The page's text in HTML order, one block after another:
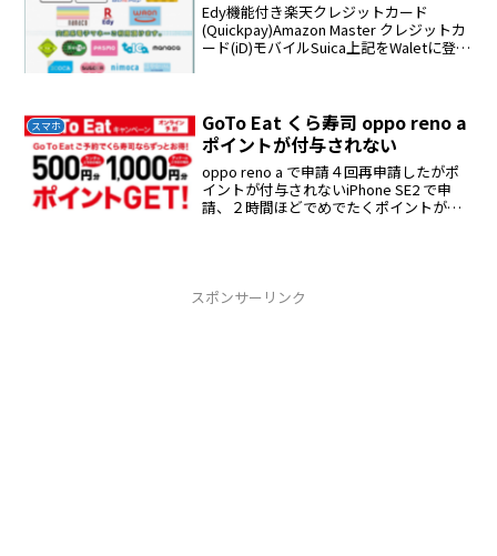
Edy機能付き楽天クレジットカード
(Quickpay)Amazon Master クレジットカ
ード(iD)モバイルSuica上記をWaletに登録
スマホ
GoTo Eat くら寿司 oppo reno a
ポイントが付与されない
oppo reno a で申請４回再申請したがポ
イントが付与されないiPhone SE2 で申
請、２時間ほどでめでたくポイントが付
スポンサーリンク